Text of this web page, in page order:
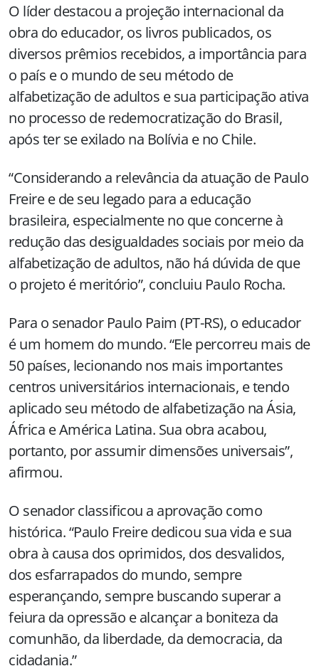
O líder destacou a projeção internacional da
obra do educador, os livros publicados, os
diversos prêmios recebidos, a importância para
o país e o mundo de seu método de
alfabetização de adultos e sua participação ativa
no processo de redemocratização do Brasil,
após ter se exilado na Bolívia e no Chile.
“Considerando a relevância da atuação de Paulo
Freire e de seu legado para a educação
brasileira, especialmente no que concerne à
redução das desigualdades sociais por meio da
alfabetização de adultos, não há dúvida de que
o projeto é meritório”, concluiu Paulo Rocha.
Para o senador Paulo Paim (PT-RS), o educador
é um homem do mundo. “Ele percorreu mais de
50 países, lecionando nos mais importantes
centros universitários internacionais, e tendo
aplicado seu método de alfabetização na Ásia,
África e América Latina. Sua obra acabou,
portanto, por assumir dimensões universais”,
afirmou.
O senador classificou a aprovação como
histórica. “Paulo Freire dedicou sua vida e sua
obra à causa dos oprimidos, dos desvalidos,
dos esfarrapados do mundo, sempre
esperançando, sempre buscando superar a
feiura da opressão e alcançar a boniteza da
comunhão, da liberdade, da democracia, da
cidadania.”